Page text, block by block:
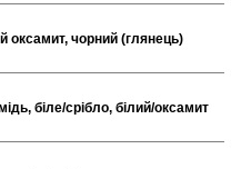
оксамит, чорний (глянець)
біле/срібло, білий/оксамит